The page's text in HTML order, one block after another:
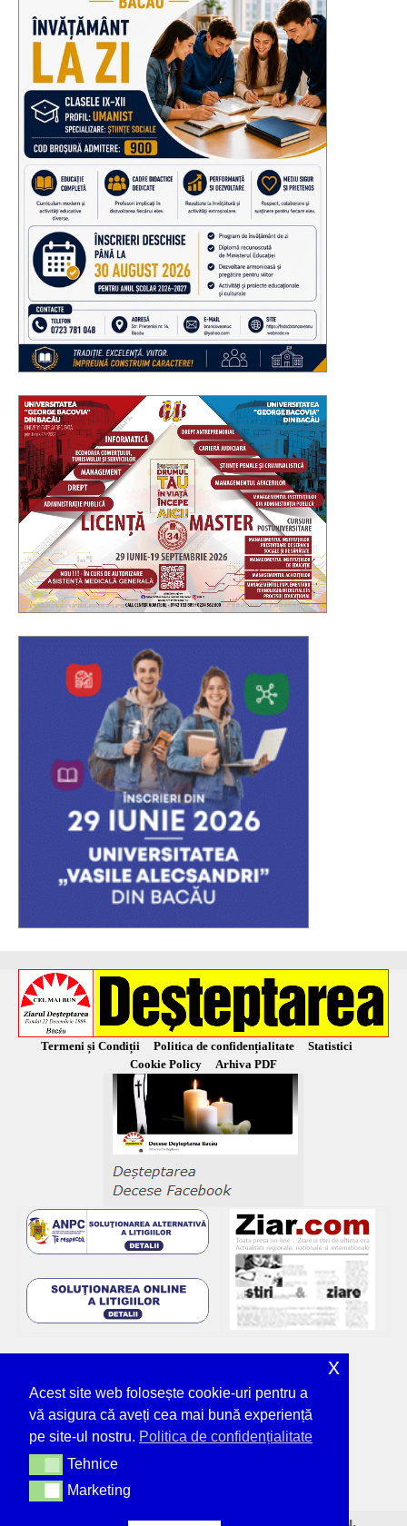
Termeni și Condiții Politica de confidențialitate
Statistici
Cookie Policy
Arhiva PDF
© Deșteptarea - unicul ziar tipărit din Bacău,
Acest site web folosește cookie-uri pentru a
vă asigura că aveți cea mai bună experiență
pe site-ul nostru. Politica de confidențialitate
TehniceTehnice
MarketingMarketing
x